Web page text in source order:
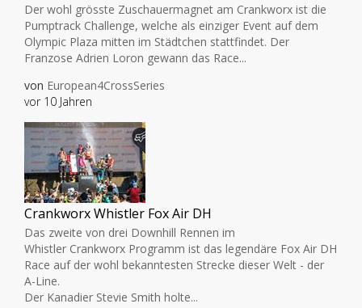
Der wohl grösste Zuschauermagnet am Crankworx ist die
Pumptrack Challenge, welche als einziger Event auf dem
Olympic Plaza mitten im Städtchen stattfindet. Der
Franzose Adrien Loron gewann das Race...
von European4CrossSeries
vor 10 Jahren
Crankworx Whistler Fox Air DH
Das zweite von drei Downhill Rennen im
Whistler Crankworx Programm ist das legendäre Fox Air DH
Race auf der wohl bekanntesten Strecke dieser Welt - der
A-Line.
Der Kanadier Stevie Smith holte...